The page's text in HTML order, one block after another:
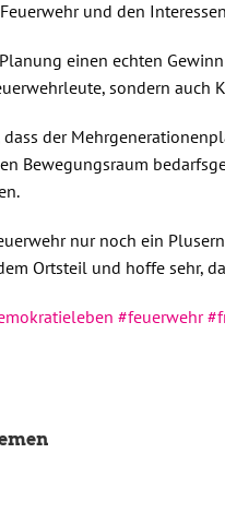
und den
einen echten
sondern auch
der
Bewegungsraum
nur noch ein
Ortsteil und hoffe sehr,
#feuerwehr